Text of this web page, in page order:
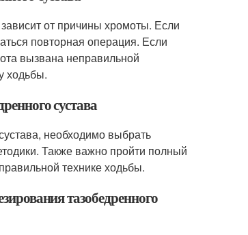
от причины хромоты. Если
повторная операция. Если
вызвана неправильной
ходьбы.
сустава
необходимо выбрать
Также важно пройти полный
технике ходьбы.
тазобедренного